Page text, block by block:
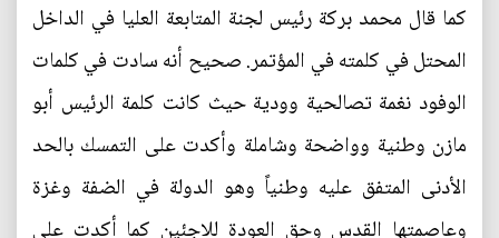
كما قال محمد بركة رئيس لجنة المتابعة العليا في الداخل
المحتل في كلمته في المؤتمر. صحيح أنه سادت في كلمات
الوفود نغمة تصالحية وودية حيث كانت كلمة الرئيس أبو
مازن وطنية وواضحة وشاملة وأكدت على التمسك بالحد
الأدنى المتفق عليه وطنياً وهو الدولة في الضفة وغزة